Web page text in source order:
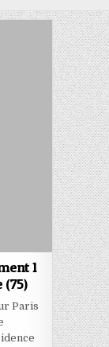
1
(75)
Paris